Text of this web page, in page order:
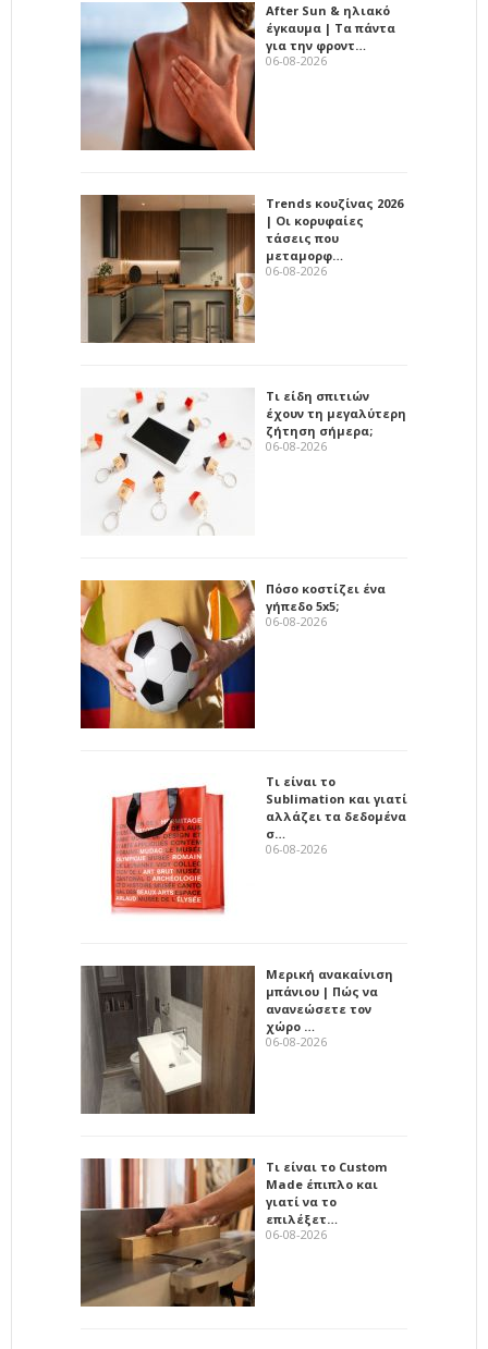
After Sun & ηλιακό
έγκαυμα | Τα πάντα
για την φροντ…
06-08-2026
Trends κουζίνας 2026
| Οι κορυφαίες
τάσεις που
μεταμορφ…
06-08-2026
Τι είδη σπιτιών
έχουν τη μεγαλύτερη
ζήτηση σήμερα;
06-08-2026
Πόσο κοστίζει ένα
γήπεδο 5x5;
06-08-2026
Τι είναι το
Sublimation και γιατί
αλλάζει τα δεδομένα
σ…
06-08-2026
Μερική ανακαίνιση
μπάνιου | Πώς να
ανανεώσετε τον
χώρο …
06-08-2026
Τι είναι το Custom
Made έπιπλο και
γιατί να το
επιλέξετ…
06-08-2026